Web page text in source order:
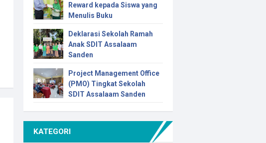
Reward kepada Siswa yang
Menulis Buku
Deklarasi Sekolah Ramah
Anak SDIT Assalaam
Sanden
Project Management Office
(PMO) Tingkat Sekolah
SDIT Assalaam Sanden
KATEGORI